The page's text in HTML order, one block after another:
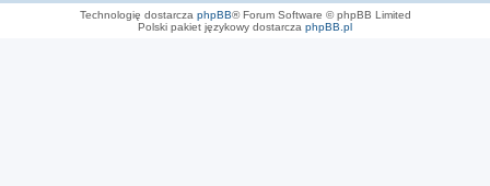
Technologię dostarcza phpBB® Forum Software © phpBB Limited
Polski pakiet językowy dostarcza phpBB.pl